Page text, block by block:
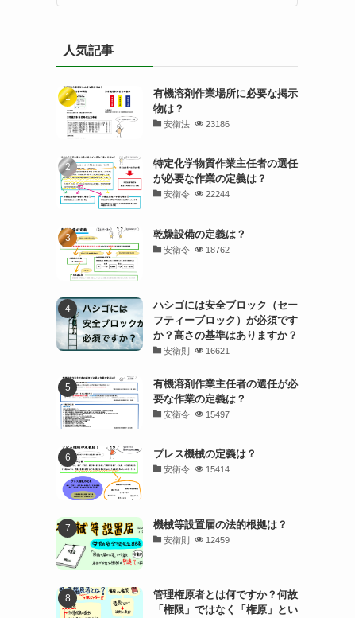
人気記事
有機溶剤作業場所に必要な掲示
物は？
安衛法 23186
特定化学物質作業主任者の選任
が必要な作業の定義は？
安衛令 22244
乾燥設備の定義は？
安衛令 18762
ハシゴには安全ブロック（セー
フティーブロック）が必須です
か？高さの基準はありますか？
安衛則 16621
有機溶剤作業主任者の選任が必
要な作業の定義は？
安衛令 15497
プレス機械の定義は？
安衛令 15414
機械等設置届の法的根拠は？
安衛則 12459
管理権原者とは何ですか？何故
「権限」ではなく「権原」とい